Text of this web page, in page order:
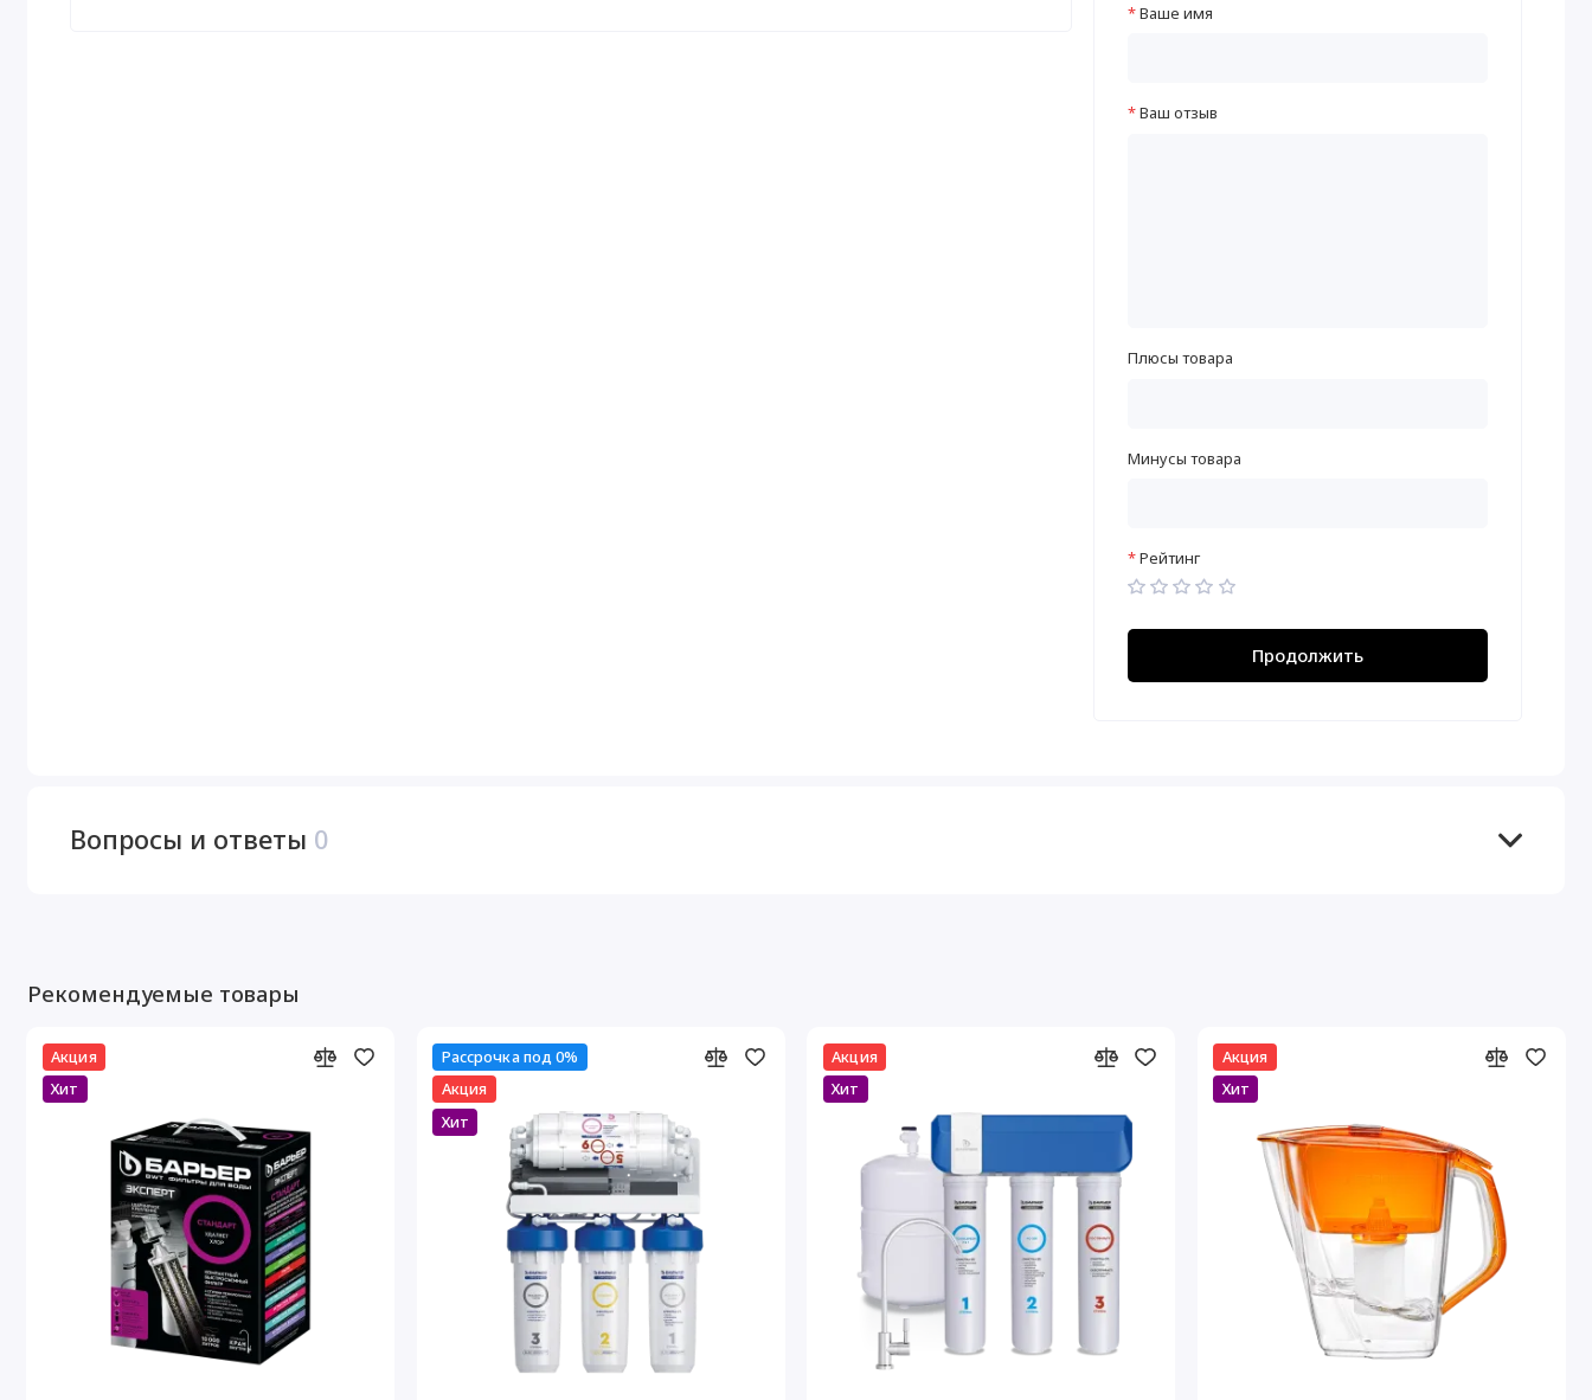
Ваше имя
Ваш отзыв
Плюсы товара
Минусы товара
Рейтинг
Продолжить
Вопросы и ответы 0
Рекомендуемые товары
Акция
Хит
Рассрочка под 0%
Акция
Хит
Акция
Хит
Акция
Хит